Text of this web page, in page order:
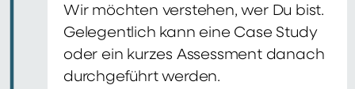
Wir möchten verstehen, wer Du bist.
Gelegentlich kann eine Case Study
oder ein kurzes Assessment danach
durchgeführt werden.